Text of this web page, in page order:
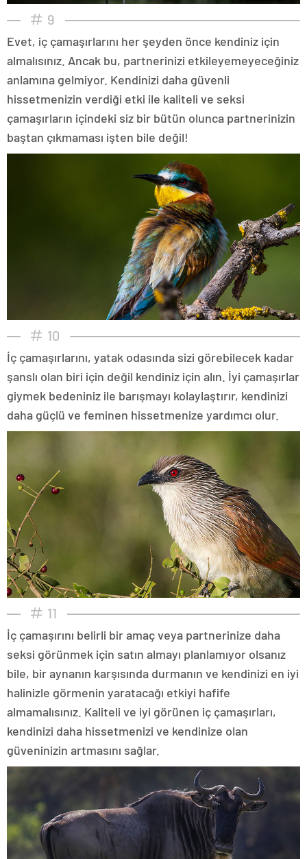
9
Evet, iç çamaşırlarını her şeyden önce kendiniz için
almalısınız. Ancak bu, partnerinizi etkileyemeyeceğiniz
anlamına gelmiyor. Kendinizi daha güvenli
hissetmenizin verdiği etki ile kaliteli ve seksi
çamaşırların içindeki siz bir bütün olunca partnerinizin
baştan çıkmaması işten bile değil!
10
İç çamaşırlarını, yatak odasında sizi görebilecek kadar
şanslı olan biri için değil kendiniz için alın. İyi çamaşırlar
giymek bedeniniz ile barışmayı kolaylaştırır, kendinizi
daha güçlü ve feminen hissetmenize yardımcı olur.
11
İç çamaşırını belirli bir amaç veya partnerinize daha
seksi görünmek için satın almayı planlamıyor olsanız
bile, bir aynanın karşısında durmanın ve kendinizi en iyi
halinizle görmenin yaratacağı etkiyi hafife
almamalısınız. Kaliteli ve iyi görünen iç çamaşırları,
kendinizi daha hissetmenizi ve kendinize olan
güveninizin artmasını sağlar.